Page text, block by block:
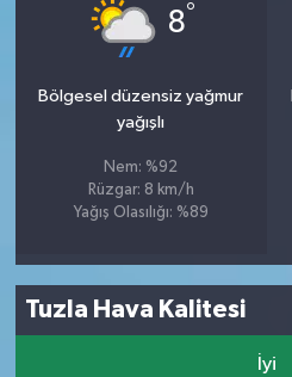
8°
Bölgesel düzensiz yağmur
yağışlı
Nem: %92
Rüzgar: 8 km/h
Yağış Olasılığı: %89
Tuzla Hava Kalitesi
İyi